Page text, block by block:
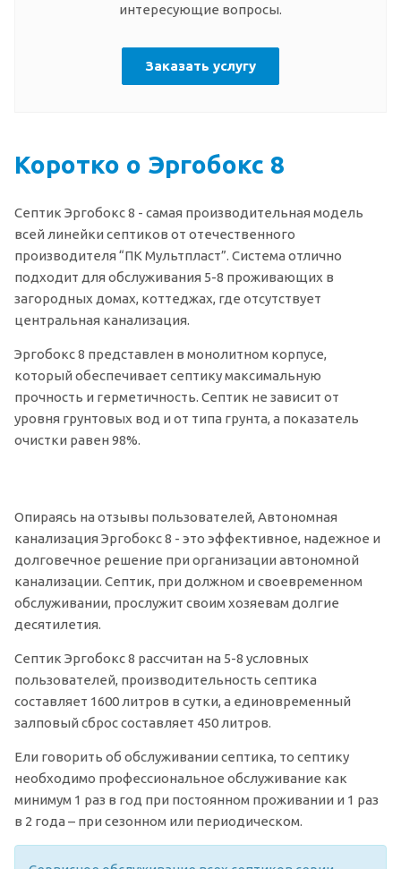
интересующие вопросы.
Заказать услугу
Коротко о Эргобокс 8
Септик Эргобокс 8 - самая производительная модель
всей линейки септиков от отечественного
производителя “ПК Мультпласт”. Система отлично
подходит для обслуживания 5-8 проживающих в
загородных домах, коттеджах, где отсутствует
центральная канализация.
Эргобокс 8 представлен в монолитном корпусе,
который обеспечивает септику максимальную
прочность и герметичность. Септик не зависит от
уровня грунтовых вод и от типа грунта, а показатель
очистки равен 98%.
Опираясь на отзывы пользователей, Автономная
канализация Эргобокс 8 - это эффективное, надежное и
долговечное решение при организации автономной
канализации. Септик, при должном и своевременном
обслуживании, прослужит своим хозяевам долгие
десятилетия.
Септик Эргобокс 8 рассчитан на 5-8 условных
пользователей, производительность септика
составляет 1600 литров в сутки, а единовременный
залповый сброс составляет 450 литров.
Ели говорить об обслуживании септика, то септику
необходимо профессиональное обслуживание как
минимум 1 раз в год при постоянном проживании и 1 раз
в 2 года – при сезонном или периодическом.